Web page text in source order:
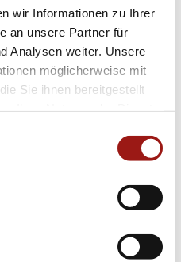
wir Informationen zu Ihrer
an unsere Partner für
Analysen weiter. Unsere
möglicherweise mit
Sie ihnen bereitgestellt